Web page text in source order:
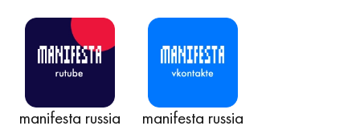
manifesta russia manifesta russia